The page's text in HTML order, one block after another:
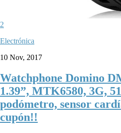
2
Electrónica
10 Nov, 2017
Watchphone Domino
1.39”, MTK6580, 3G,
podómetro, sensor
cupón!!